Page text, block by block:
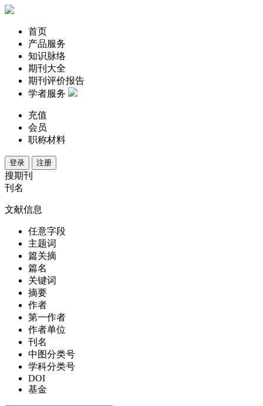
首页
产品服务
知识脉络
期刊大全
期刊评价报告
学者服务
充值
会员
职称材料
登录 注册
搜期刊
刊名
文献信息
任意字段
主题词
篇关摘
篇名
关键词
摘要
作者
第一作者
作者单位
刊名
中图分类号
学科分类号
DOI
基金